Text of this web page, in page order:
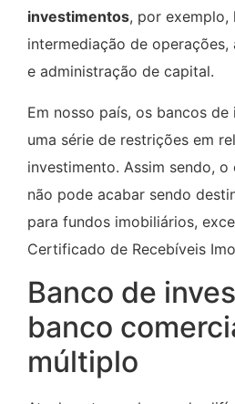
investimentos, por exemplo,
intermediação de operações,
e administração de capital.
Em nosso país, os bancos
uma série de restrições em
investimento. Assim sendo,
não pode acabar sendo
para fundos imobiliários,
Certificado de Recebíveis
Banco de
banco
múltiplo